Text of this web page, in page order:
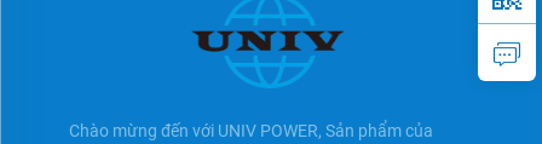
Chào mừng đến với UNIV POWER, Sản phẩm của